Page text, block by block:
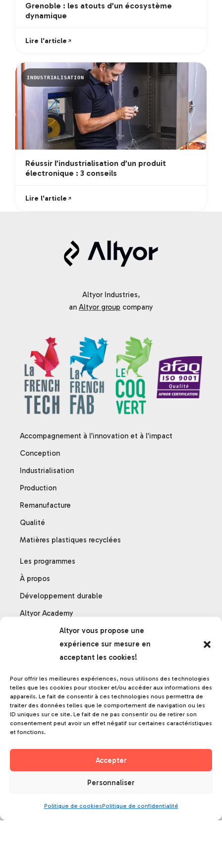
Altyor vous propose une
expérience sur mesure en
acceptant les cookies!
Pour offrir les meilleures expériences, nous utilisons des technologies
telles que les cookies pour stocker et/ou accéder aux informations des
appareils. Le fait de consentir à ces technologies nous permettra de
traiter des données telles que le comportement de navigation ou les
ID uniques sur ce site. Le fait de ne pas consentir ou de retirer son
consentement peut avoir un effet négatif sur certaines caractéristiques
et fonctions.
Accepter
Personnaliser
Politique de cookiesPolitique de confidentialité
Grenoble : les atouts d’un écosystème
dynamique
Lire l'article
INDUSTRIALISATION
Réussir l’industrialisation d’un produit
électronique : 3 conseils
Lire l'article
Altyor Industries,
an Altyor group company
Accompagnement à l’innovation et à l’impact
Conception
Industrialisation
Production
Remanufacture
Qualité
Matières plastiques recyclées
Les programmes
À propos
Développement durable
Altyor Academy
Nos partenaires
Le blog Altyor
Communiqués de presse
Orléans
121 rue des Hêtres
France
17 rue de la frise